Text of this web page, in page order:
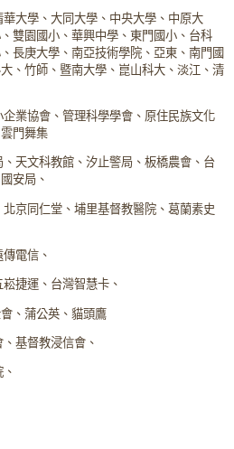
大學、大同大學、中央大學、中原大
雙園國小、華興中學、東門國小、台科
長庚大學、南亞技術學院、亞東、南門國
、竹師、暨南大學、崑山科大、淡江、清
業協會、管理科學學會、原住民族文化
門舞集
天文科教館、汐止警局、板橋農會、台
安局、
京同仁堂、埔里基督教醫院、葛蘭素史
電信、
捷運、台灣智慧卡、
、蒲公英、貓頭鷹
基督教浸信會、